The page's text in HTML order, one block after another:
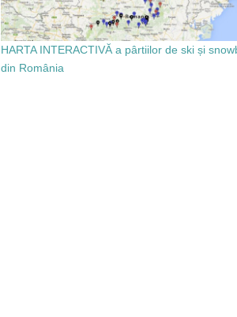
HARTA INTERACTIVĂ a pârtiilor de ski și
din România